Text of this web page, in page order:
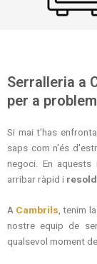
Serralleria a
per a
Si mai t'has
saps com n'és
negoci. En aquests
arribar ràpid i
A Cambrils, tenim
nostre equip de
qualsevol moment